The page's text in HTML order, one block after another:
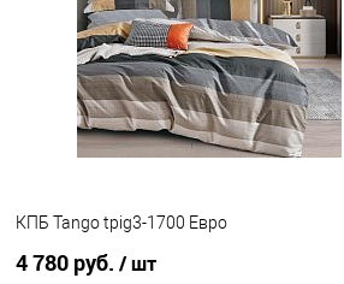
Купить в 1 клик
Сравнение
В избранное
В наличии
КПБ Tango tpig3-1700 Евро
4 780 руб. / шт